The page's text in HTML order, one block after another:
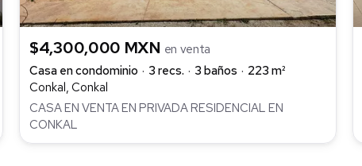
$4,300,000 MXN en venta
Casa en condominio
3 recs. 3 baños
223 m²
Conkal, Conkal
CASA EN VENTA EN PRIVADA RESIDENCIAL EN
CONKAL